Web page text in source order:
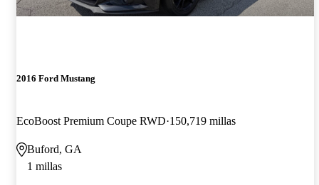
2016 Ford Mustang
EcoBoost Premium Coupe RWD 150,719 millas
Buford, GA
1 millas